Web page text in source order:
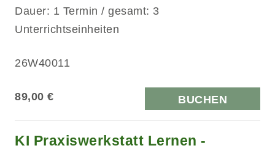
Dauer: 1 Termin / gesamt: 3
Unterrichtseinheiten
26W40011
89,00 € BUCHEN
KI Praxiswerkstatt Lernen -